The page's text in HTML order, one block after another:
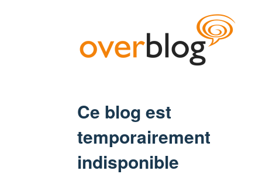
Ce blog est
temporairement
indisponible